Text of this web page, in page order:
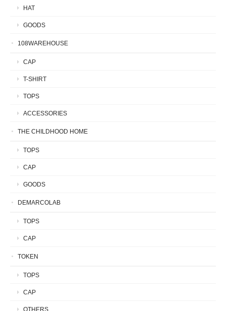
HAT
GOODS
108WAREHOUSE
CAP
T-SHIRT
TOPS
ACCESSORIES
THE CHILDHOOD HOME
TOPS
CAP
GOODS
DEMARCOLAB
TOPS
CAP
TOKEN
TOPS
CAP
OTHERS